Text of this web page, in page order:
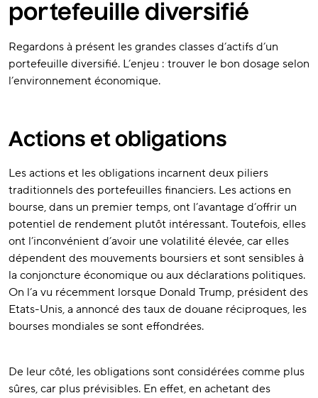
portefeuille diversifié
Regardons à présent les grandes classes d’actifs d’un
portefeuille diversifié. L’enjeu : trouver le bon dosage selon
l’environnement économique.
Actions et obligations
Les actions et les obligations incarnent deux piliers
traditionnels des portefeuilles financiers. Les actions en
bourse, dans un premier temps, ont l’avantage d’offrir un
potentiel de rendement plutôt intéressant. Toutefois, elles
ont l’inconvénient d’avoir une volatilité élevée, car elles
dépendent des mouvements boursiers et sont sensibles à
la conjoncture économique ou aux déclarations politiques.
On l’a vu récemment lorsque Donald Trump, président des
Etats-Unis, a annoncé des taux de douane réciproques, les
bourses mondiales se sont effondrées.
De leur côté, les obligations sont considérées comme plus
sûres, car plus prévisibles. En effet, en achetant des